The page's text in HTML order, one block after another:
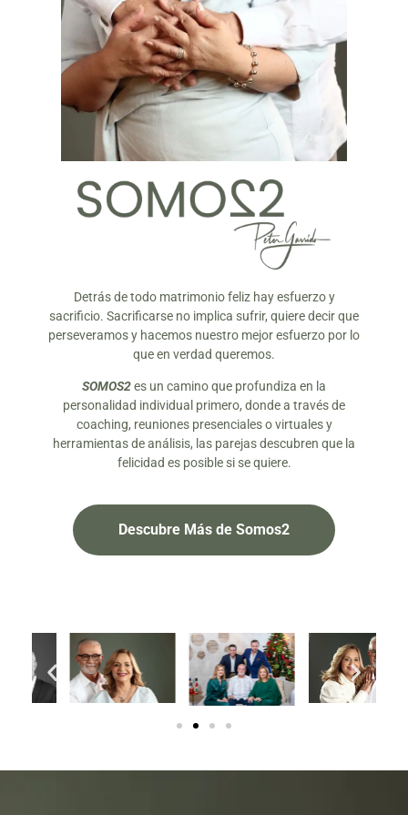
Detrás de todo matrimonio feliz hay esfuerzo y
sacrificio. Sacrificarse no implica sufrir, quiere decir que
perseveramos y hacemos nuestro mejor esfuerzo por lo
que en verdad queremos.
SOMOS2es un camino que profundiza en la
personalidad individual primero, donde a través de
coaching, reuniones presenciales o virtuales y
herramientas de análisis, las parejas descubren que la
felicidad es posible si se quiere.
Descubre Más de Somos2